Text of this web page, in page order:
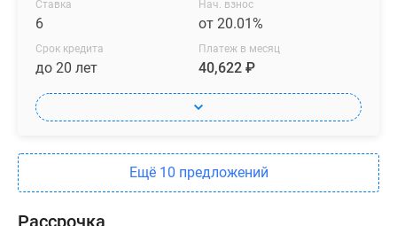
Ставка
6
Нач. взнос
от 20.01%
Срок кредита
до 20 лет
Платеж в месяц
40,622 ₽
Ещё 10 предложений